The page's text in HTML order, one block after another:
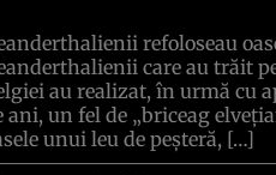
refoloseau
care au trăit
au realizat, în urmă cu
ani, un fel de „briceag
unui leu de peșteră, […]